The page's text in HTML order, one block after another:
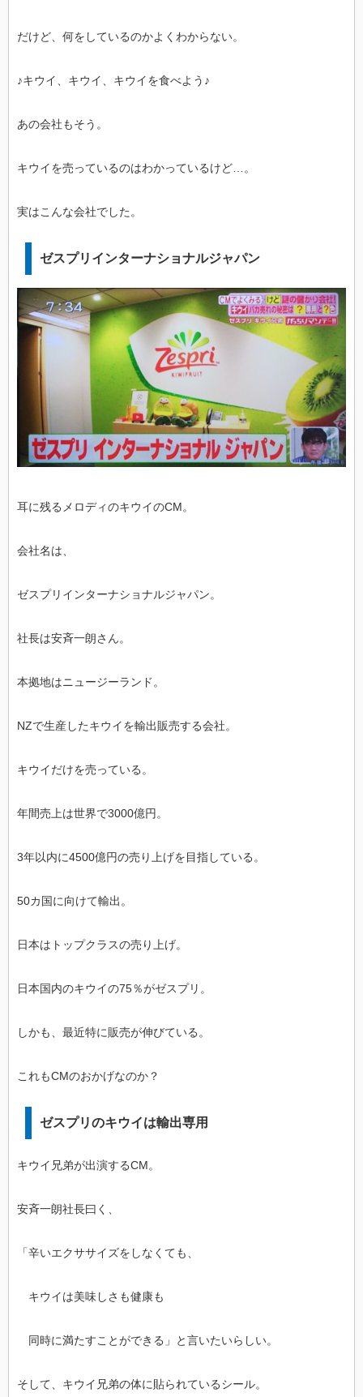
だけど、何をしているのかよくわからない。
♪キウイ、キウイ、キウイを食べよう♪
あの会社もそう。
キウイを売っているのはわかっているけど…。
実はこんな会社でした。
ゼスプリインターナショナルジャパン
耳に残るメロディのキウイのCM。
会社名は、
ゼスプリインターナショナルジャパン。
社長は安斉一朗さん。
本拠地はニュージーランド。
NZで生産したキウイを輸出販売する会社。
キウイだけを売っている。
年間売上は世界で3000億円。
3年以内に4500億円の売り上げを目指している。
50カ国に向けて輸出。
日本はトップクラスの売り上げ。
日本国内のキウイの75％がゼスプリ。
しかも、最近特に販売が伸びている。
これもCMのおかげなのか？
ゼスプリのキウイは輸出専用
キウイ兄弟が出演するCM。
安斉一朗社長曰く、
「辛いエクササイズをしなくても、
キウイは美味しさも健康も
同時に満たすことができる」と言いたいらしい。
そして、キウイ兄弟の体に貼られているシール。